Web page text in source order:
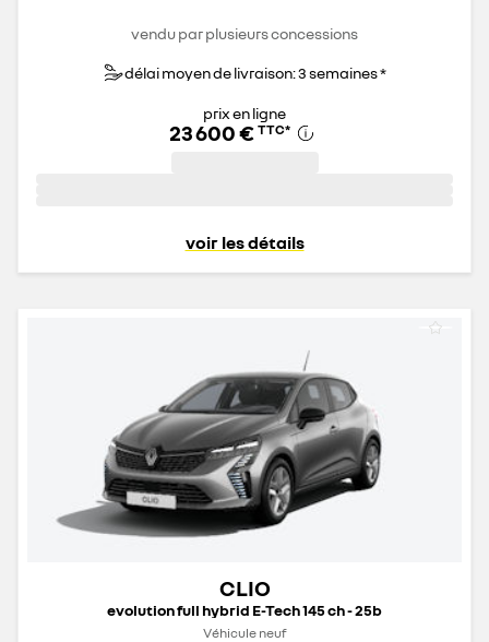
vendu par plusieurs concessions
délai moyen de livraison: 3 semaines *
prix en ligne
23 600 € TTC*
voir les détails
CLIO
evolution full hybrid E-Tech 145 ch - 25b
Véhicule neuf